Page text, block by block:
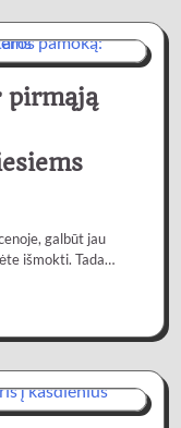
pirmąją
galbūt jau
išmokti. Tada…